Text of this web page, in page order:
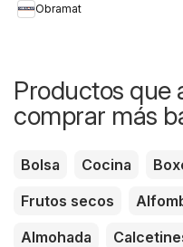
Obramat
Productos que
comprar más
Bolsa Cocina
Frutos secos
Almohada